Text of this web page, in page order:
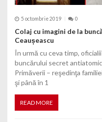
5 octombrie 2019 0
Colaj cu imagini de la
Ceaușeascu
În urmă cu ceva timp,
buncărului secret
Primăverii – reşedinţa
şi până în 1
READ MORE